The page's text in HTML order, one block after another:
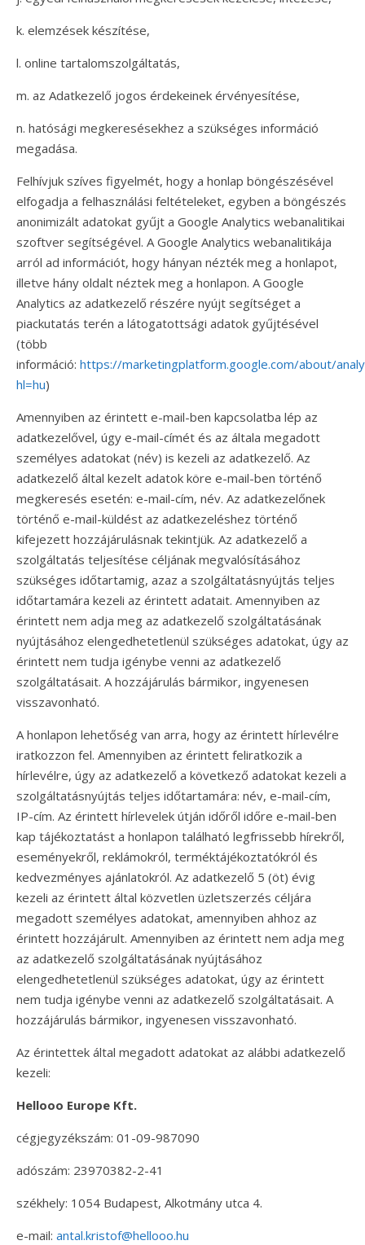
k. elemzések készítése,
l. online tartalomszolgáltatás,
m. az Adatkezelő jogos érdekeinek érvényesítése,
n. hatósági megkeresésekhez a szükséges információ
megadása.
Felhívjuk szíves figyelmét, hogy a honlap böngészésével
elfogadja a felhasználási feltételeket, egyben a böngészés
anonimizált adatokat gyűjt a Google Analytics webanalitikai
szoftver segítségével. A Google Analytics webanalitikája
arról ad információt, hogy hányan nézték meg a honlapot,
illetve hány oldalt néztek meg a honlapon. A Google
Analytics az adatkezelő részére nyújt segítséget a
piackutatás terén a látogatottsági adatok gyűjtésével
(több
információ: https://marketingplatform.google.com/about/
hl=hu)
Amennyiben az érintett e-mail-ben kapcsolatba lép az
adatkezelővel, úgy e-mail-címét és az általa megadott
személyes adatokat (név) is kezeli az adatkezelő. Az
adatkezelő által kezelt adatok köre e-mail-ben történő
megkeresés esetén: e-mail-cím, név. Az adatkezelőnek
történő e-mail-küldést az adatkezeléshez történő
kifejezett hozzájárulásnak tekintjük. Az adatkezelő a
szolgáltatás teljesítése céljának megvalósításához
szükséges időtartamig, azaz a szolgáltatásnyújtás teljes
időtartamára kezeli az érintett adatait. Amennyiben az
érintett nem adja meg az adatkezelő szolgáltatásának
nyújtásához elengedhetetlenül szükséges adatokat, úgy az
érintett nem tudja igénybe venni az adatkezelő
szolgáltatásait. A hozzájárulás bármikor, ingyenesen
visszavonható.
A honlapon lehetőség van arra, hogy az érintett hírlevélre
iratkozzon fel. Amennyiben az érintett feliratkozik a
hírlevélre, úgy az adatkezelő a következő adatokat kezeli a
szolgáltatásnyújtás teljes időtartamára: név, e-mail-cím,
IP-cím. Az érintett hírlevelek útján időről időre e-mail-ben
kap tájékoztatást a honlapon található legfrissebb hírekről,
eseményekről, reklámokról, terméktájékoztatókról és
kedvezményes ajánlatokról. Az adatkezelő 5 (öt) évig
kezeli az érintett által közvetlen üzletszerzés céljára
megadott személyes adatokat, amennyiben ahhoz az
érintett hozzájárult. Amennyiben az érintett nem adja meg
az adatkezelő szolgáltatásának nyújtásához
elengedhetetlenül szükséges adatokat, úgy az érintett
nem tudja igénybe venni az adatkezelő szolgáltatásait. A
hozzájárulás bármikor, ingyenesen visszavonható.
Az érintettek által megadott adatokat az alábbi adatkezelő
kezeli:
Hellooo Europe Kft.
cégjegyzékszám: 01-09-987090
adószám: 23970382-2-41
székhely: 1054 Budapest, Alkotmány utca 4.
e-mail: antal.kristof@hellooo.hu